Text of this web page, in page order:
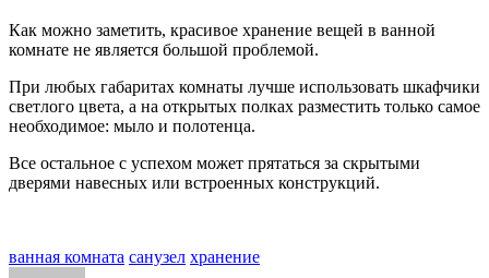
Как можно заметить, красивое хранение вещей в ванной
комнате не является большой проблемой.
При любых габаритах комнаты лучше использовать шкафчики
светлого цвета, а на открытых полках разместить только самое
необходимое: мыло и полотенца.
Все остальное с успехом может прятаться за скрытыми
дверями навесных или встроенных конструкций.
ванная комната санузел хранение